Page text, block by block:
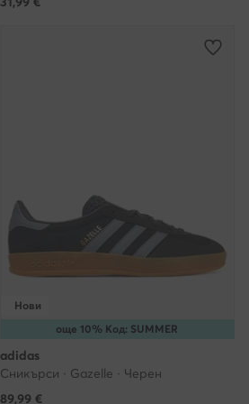
още 10% Код: SUMMER
Нови
adidas
Сникърси · Gazelle · Черен
89,99 €